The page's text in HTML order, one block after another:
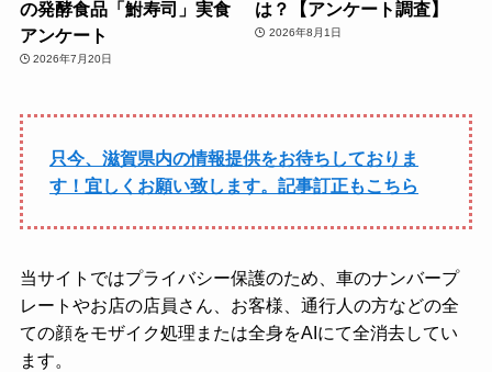
の発酵食品「鮒寿司」実食
アンケート
2026年7月20日
は？【アンケート調査】
2026年8月1日
只今、滋賀県内の情報提供をお待ちしておりま
す！宜しくお願い致します。記事訂正もこちら
当サイトではプライバシー保護のため、車のナンバープ
レートやお店の店員さん、お客様、通行人の方などの全
ての顔をモザイク処理または全身をAIにて全消去してい
ます。